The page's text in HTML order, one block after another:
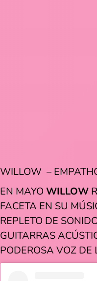
WILLOW –
EN MAYO WILLOW
FACETA EN SU
REPLETO DE
GUITARRAS
PODEROSA VOZ DE